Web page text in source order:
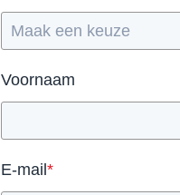
Voornaam
E-mail *